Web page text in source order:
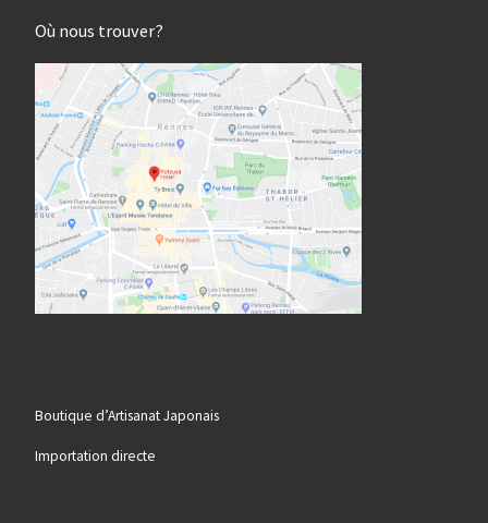
Où nous trouver?
Boutique d’Artisanat Japonais
Importation directe